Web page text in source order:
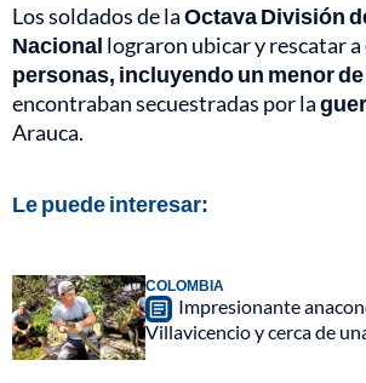
Los soldados de laOctava División
Nacional lograron ubicar y rescatar a
personas, incluyendo un menor de
encontraban secuestradas por la
Arauca.
Le puede interesar:
COLOMBIA
Impresionante
Villavicencio y cerca de